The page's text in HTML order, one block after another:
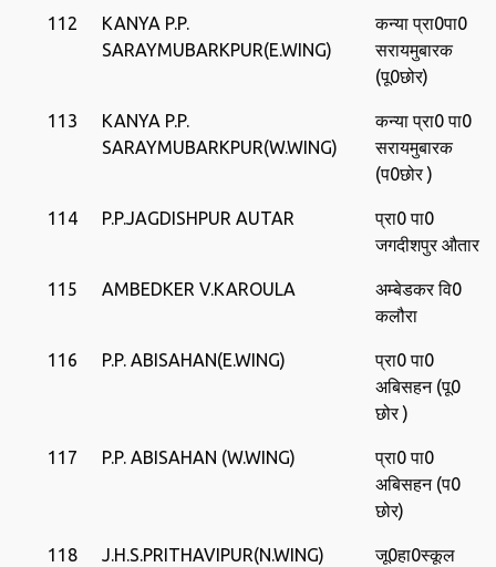
112
KANYA P.P.
SARAYMUBARKPUR(E.WING)
कन्‍या प्रा0पा0
सरायमुबारक
(पू0छोर)
113
KANYA P.P.
SARAYMUBARKPUR(W.WING)
कन्‍या प्रा0 पा0
सरायमुबारक
(प0छोर )
114 P.P.JAGDISHPUR AUTAR‍
प्रा0 पा0
जगदीशपुर औतार
115 AMBEDKER V.KAROULA
अम्‍बेडकर वि0
कलौरा
116 P.P. ABISAHAN(E.WING)
प्रा0 पा0
अबिसहन (पू0
छोर )
117 P.P. ABISAHAN (W.WING)
प्रा0 पा0
अबिसहन (प0
छोर)
118 J.H.S.PRITHAVIPUR(N.WING)
जू0हा0स्‍कूल